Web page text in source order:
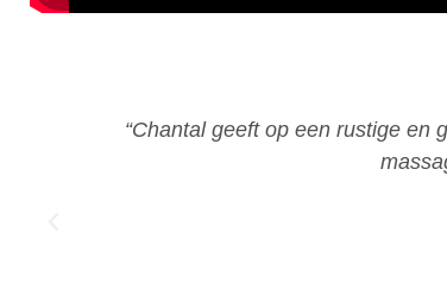
Onlangs heb ik een heerlijke Tui
lessen. Het was prettig om te
mooi aanbod aan in diverse